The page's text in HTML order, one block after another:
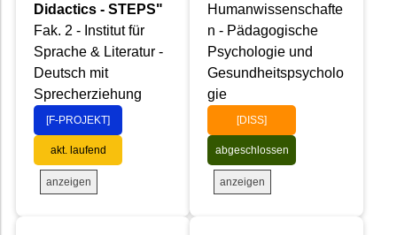
Didactics - STEPS"
Fak. 2 - Institut für
Sprache & Literatur -
Deutsch mit
Sprecherziehung
[F-PROJEKT]
akt. laufend
anzeigen
Humanwissenschafte
n - Pädagogische
Psychologie und
Gesundheitspsycholo
gie
[DISS]
abgeschlossen
anzeigen